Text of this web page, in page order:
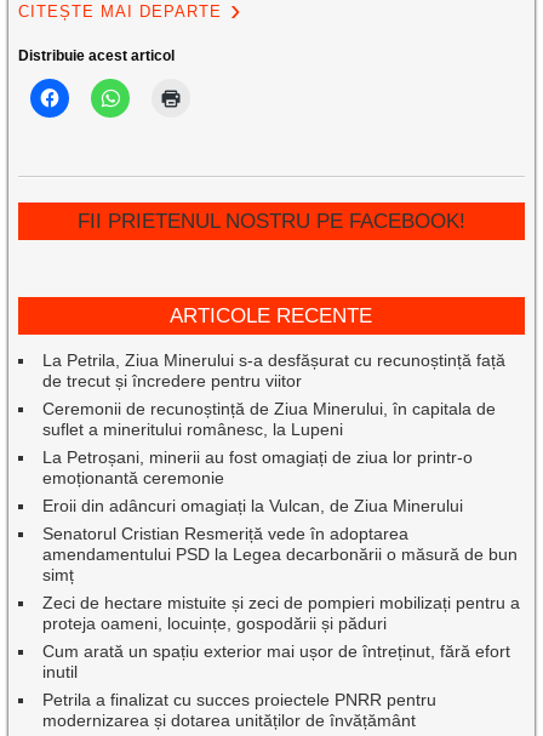
CITEȘTE MAI DEPARTE
Distribuie acest articol
FII PRIETENUL NOSTRU PE FACEBOOK!
ARTICOLE RECENTE
La Petrila, Ziua Minerului s-a desfășurat cu recunoștință față
de trecut și încredere pentru viitor
Ceremonii de recunoștință de Ziua Minerului, în capitala de
suflet a mineritului românesc, la Lupeni
La Petroșani, minerii au fost omagiați de ziua lor printr-o
emoționantă ceremonie
Eroii din adâncuri omagiați la Vulcan, de Ziua Minerului
Senatorul Cristian Resmeriță vede în adoptarea
amendamentului PSD la Legea decarbonării o măsură de bun
simț
Zeci de hectare mistuite și zeci de pompieri mobilizați pentru a
proteja oameni, locuințe, gospodării și păduri
Cum arată un spațiu exterior mai ușor de întreținut, fără efort
inutil
Petrila a finalizat cu succes proiectele PNRR pentru
modernizarea și dotarea unităților de învățământ